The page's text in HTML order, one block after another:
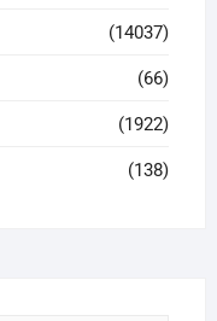
(14037)
(66)
(1922)
(138)